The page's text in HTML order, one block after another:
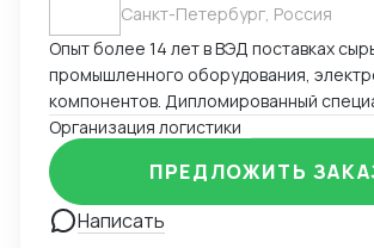
проверяю их на прочность. Логистика:
маршруты и расходы с учётом
Авиа, авто, мультимодалка — всё под
Технологии: Работаю в 1C, Moy Sklad,
Zoom, Excel. Мои таблицы —
пазл. Почему Я? - Я — партнёр, живущий
Проверка фабрики в Китае? Поставка
Европы? Я на старте! Моя цель на
работу с поставщиками проще, чем
Санкт-Петербург, Россия
Опыт более 14 лет в ВЭД поставках
промышленного оборудования,
компонентов. Дипломированный
таможенного дела. Организация перевозок любым
Организация логистики
Написать
ПРЕДЛОЖИТЬ